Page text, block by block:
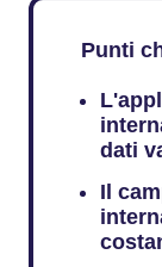
Punti
dati
Il